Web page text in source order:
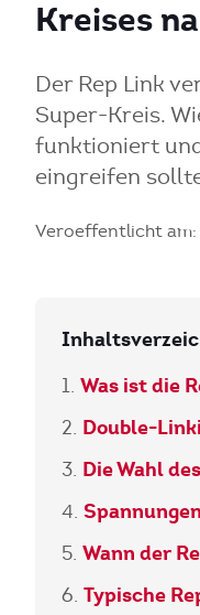
Kreises
Der Rep Link
Super-Kreis.
funktioniert
eingreifen
Veroeffentlicht am:
Was ist die
Double-
Die Wahl
Wann der
Typische